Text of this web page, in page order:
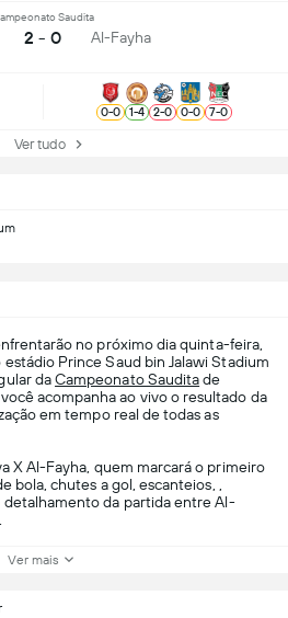
Saudita
2 - 0 Al-Fayha
0-0 1-4 2-0 0-0 7-0
Ver tudo
no próximo dia quinta-feira,
Prince Saud bin Jalawi Stadium
daCampeonato Sauditade
você acompanha ao vivo o resultado da
em tempo real de todas as
X Al-Fayha, quem marcará o primeiro
bola, chutes a gol, escanteios, ,
da partida entre Al-
Ver mais